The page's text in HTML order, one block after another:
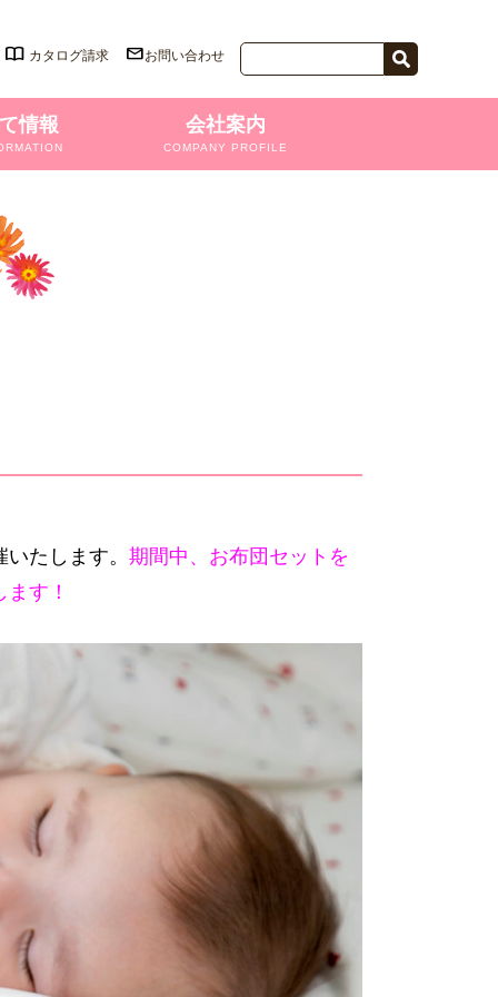
カタログ請求 お問い合わせ
情報 会社案内
COMPANY PROFILE
たします。 期間中、お布団セットを
す！